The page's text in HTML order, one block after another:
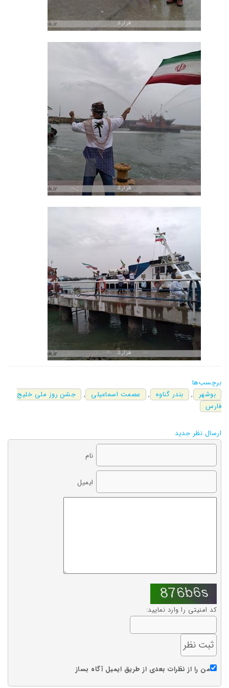
برچسب‌ها
بوشهر
, بندر گناوه , عصمت اسماعیلی ,
جشن روز ملی خلیج
فارس
ارسال نظر جدید
نام
ایمیل
کد امنیتی را وارد نمایید:
من را از نظرات بعدی از طریق ایمیل آگاه بساز